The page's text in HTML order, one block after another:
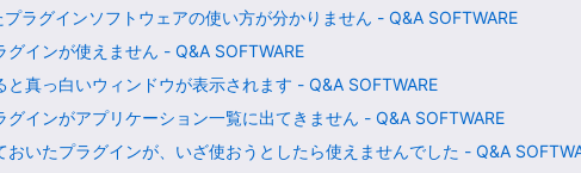
プラグインソフトウェアの使い方が分かりません - Q&A SOFTWARE
グインが使えません - Q&A SOFTWARE
と真っ白いウィンドウが表示されます - Q&A SOFTWARE
グインがアプリケーション一覧に出てきません - Q&A SOFTWARE
おいたプラグインが、いざ使おうとしたら使えませんでした - Q&A